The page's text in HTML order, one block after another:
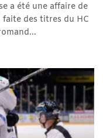
a été une affaire de
faite des titres du HC